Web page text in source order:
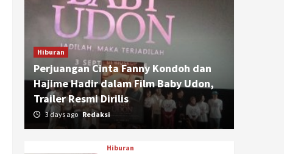
Hiburan
Perjuangan Cinta Fanny Kondoh dan
Hajime Hadir dalam Film Baby Udon,
Trailer Resmi Dirilis
3 days ago Redaksi
Hiburan